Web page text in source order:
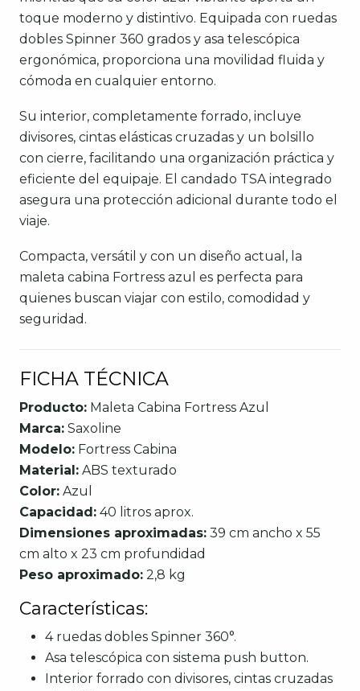
toque moderno y distintivo. Equipada con ruedas
dobles Spinner 360 grados y asa telescópica
ergonómica, proporciona una movilidad fluida y
cómoda en cualquier entorno.
Su interior, completamente forrado, incluye
divisores, cintas elásticas cruzadas y un bolsillo
con cierre, facilitando una organización práctica y
eficiente del equipaje. El candado TSA integrado
asegura una protección adicional durante todo el
viaje.
Compacta, versátil y con un diseño actual, la
maleta cabina Fortress azul es perfecta para
quienes buscan viajar con estilo, comodidad y
seguridad.
FICHA TÉCNICA
Producto: Maleta Cabina Fortress Azul
Marca: Saxoline
Modelo: Fortress Cabina
Material: ABS texturado
Color: Azul
Capacidad: 40 litros aprox.
Dimensiones aproximadas: 39 cm ancho x 55
cm alto x 23 cm profundidad
Peso aproximado: 2,8 kg
Características:
4 ruedas dobles Spinner 360°.
Asa telescópica con sistema push button.
Interior forrado con divisores, cintas cruzadas